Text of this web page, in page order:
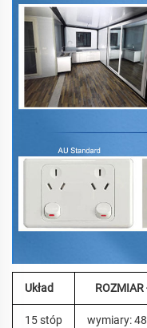
Układ
15 stóp wymiary: